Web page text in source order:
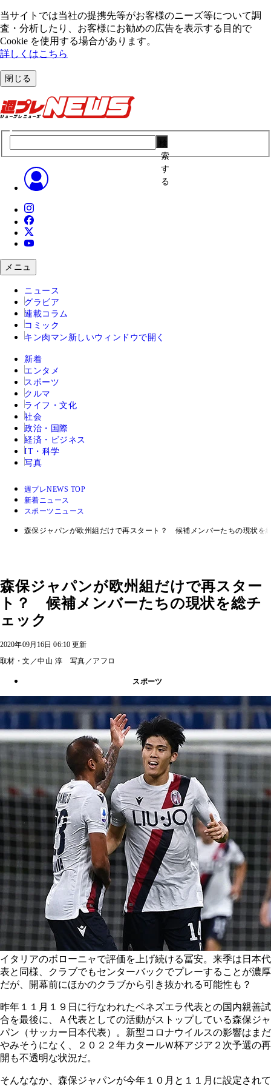
当サイトでは当社の提携先等がお客様のニーズ等について調
査・分析したり、お客様にお勧めの広告を表⽰する⽬的で
Cookie を使⽤する場合があります。
詳しくはこちら
閉じる
索
す
る
メニュ
ニュース
グラビア
連載コラム
コミック
キン肉マン 新しいウィンドウで開く
新着
エンタメ
スポーツ
クルマ
ライフ・文化
社会
政治・国際
経済・ビジネス
IT・科学
写真
週プレNEWS TOP
新着ニュース
スポーツニュース
森保ジャパンが欧州組だけで再スタート？ 候補メンバーたちの現状を
森保ジャパンが欧州組だけで再スター
ト？ 候補メンバーたちの現状を総チ
ェック
2020年09月16日 06:10 更新
取材・文／中山 淳 写真／アフロ
スポーツ
イタリアのボローニャで評価を上げ続ける冨安。来季は日本代
表と同様、クラブでもセンターバックでプレーすることが濃厚
だが、開幕前にほかのクラブから引き抜かれる可能性も？
昨年１１月１９日に行なわれたベネズエラ代表との国内親善試
合を最後に、Ａ代表としての活動がストップしている森保ジャ
パン（サッカー日本代表）。新型コロナウイルスの影響はまだ
やみそうになく、２０２２年カタールＷ杯アジア２次予選の再
開も不透明な状況だ。
そんななか、森保ジャパンが今年１０月と１１月に設定されて